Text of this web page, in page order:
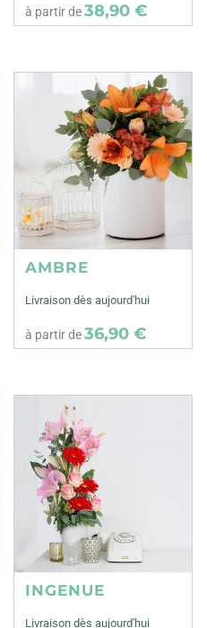
à partir de38,90 €
AMBRE
Livraison dès aujourd'hui
à partir de36,90 €
INGENUE
Livraison dès aujourd'hui